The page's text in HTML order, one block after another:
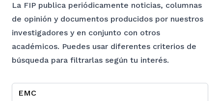
La FIP publica periódicamente noticias, columnas
de opinión y documentos producidos por nuestros
investigadores y en conjunto con otros
académicos. Puedes usar diferentes criterios de
búsqueda para filtrarlas según tu interés.